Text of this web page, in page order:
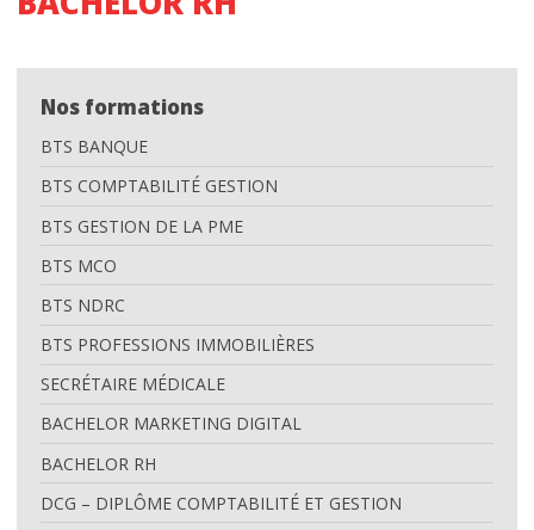
Nos formations
BTS BANQUE
BTS COMPTABILITÉ GESTION
BTS GESTION DE LA PME
BTS MCO
BTS NDRC
BTS PROFESSIONS IMMOBILIÈRES
SECRÉTAIRE MÉDICALE
BACHELOR MARKETING DIGITAL
BACHELOR RH
DCG – DIPLÔME COMPTABILITÉ ET GESTION
L’ACTU
CONTACT
Nous localiser